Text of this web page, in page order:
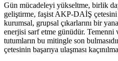
Gün mücadeleyi yükseltme, birlik
geliştirme, faşist AKP-DAİŞ
kurumsal, grupsal çıkarlarını bir
enerjisi sarf etme günüdür. Temenni
tutumların bu mitingle son
çetesinin başarıya ulaşması